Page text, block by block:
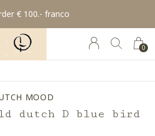
0
€ 100.- franco
MOOD
dutch D blue bird